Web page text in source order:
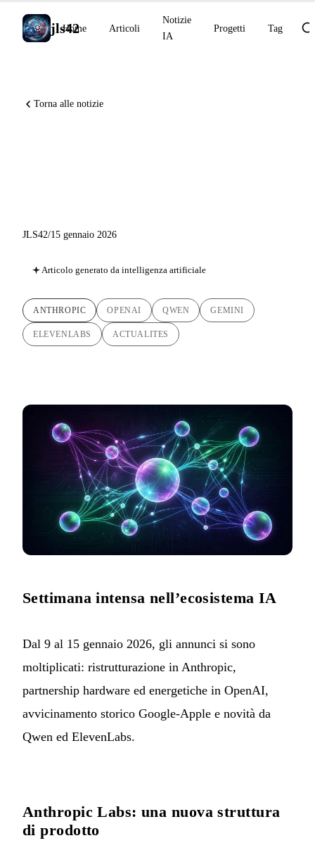
jls42
Home Articoli
Notizie
IA
Progetti Tag
Torna alle notizie
JLS42/15 gennaio 2026
Articolo generato da intelligenza artificiale
ANTHROPIC OPENAI QWEN GEMINI
ELEVENLABS ACTUALITES
Settimana intensa nell’ecosistema IA
Dal 9 al 15 gennaio 2026, gli annunci si sono
moltiplicati: ristrutturazione in Anthropic,
partnership hardware ed energetiche in OpenAI,
avvicinamento storico Google-Apple e novità da
Qwen ed ElevenLabs.
Anthropic Labs: una nuova struttura
di prodotto